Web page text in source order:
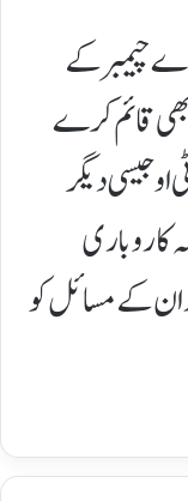
چیمبر کے
قائم کرے
جیسی دیگر
کاروباری
ان کے مسائل کو